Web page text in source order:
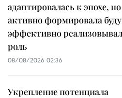
адаптировалась к эпохе,
активно формировала
эффективно
роль
08/08/2026 02:36
Укрепление потенциала